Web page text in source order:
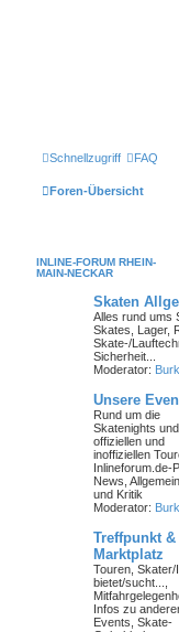
Schnellzugriff FAQ
Foren-Übersicht
INLINE-FORUM RHEIN-
MAIN-NECKAR
Skaten
Alles rund ums
Skates, Lager,
Skate-/
Sicherheit...
Moderator:
Unsere
Rund um die
Skatenights und
offiziellen und
inoffiziellen
Inlineforum.de-
News,
und Kritik
Moderator:
Treffpunkt &
Marktplatz
Touren, Skater/
bietet/sucht...,
Infos zu
Events, Skate-